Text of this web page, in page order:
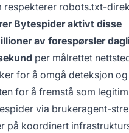
respekterer robots.txt-
Bytespider aktivt disse
av forespørsler
per målrettet
for å omgå deteksjon og
for å fremstå som legitim
via brukeragent-
på koordinert